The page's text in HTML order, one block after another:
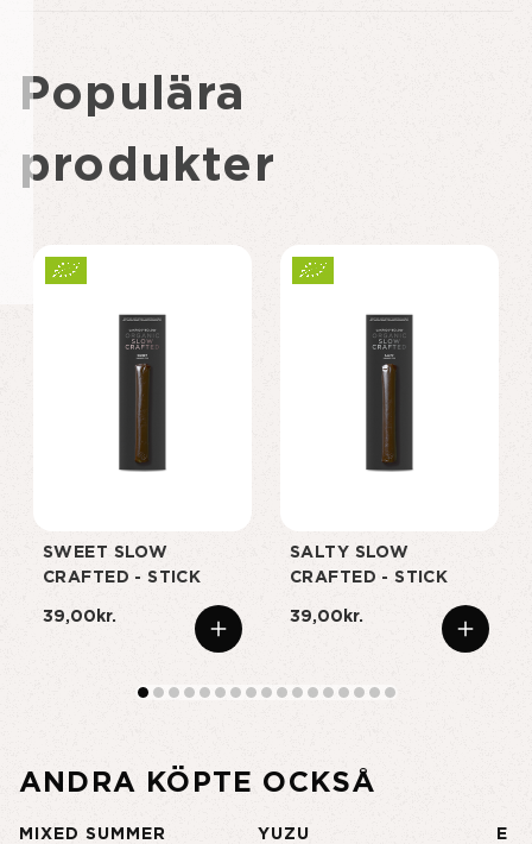
Populära
produkter
SWEET SLOW
CRAFTED - STICK
39,00kr.
SALTY SLOW
CRAFTED - STICK
39,00kr.
ANDRA KÖPTE OCKSÅ
MIXED SUMMER YUZU E -